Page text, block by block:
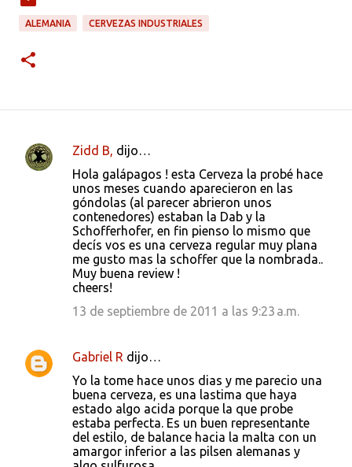
ALEMANIA CERVEZAS INDUSTRIALES
C
o
Zidd B, dijo…
Hola galápagos ! esta Cerveza la probé hace
unos meses cuando aparecieron en las
góndolas (al parecer abrieron unos
contenedores) estaban la Dab y la
Schofferhofer, en fin pienso lo mismo que
decís vos es una cerveza regular muy plana
me gusto mas la schoffer que la nombrada..
Muy buena review !
cheers!
13 de septiembre de 2011 a las 9:23 a.m.
Gabriel R dijo…
Yo la tome hace unos dias y me parecio una
buena cerveza, es una lastima que haya
estado algo acida porque la que probe
estaba perfecta. Es un buen representante
del estilo, de balance hacia la malta con un
amargor inferior a las pilsen alemanas y